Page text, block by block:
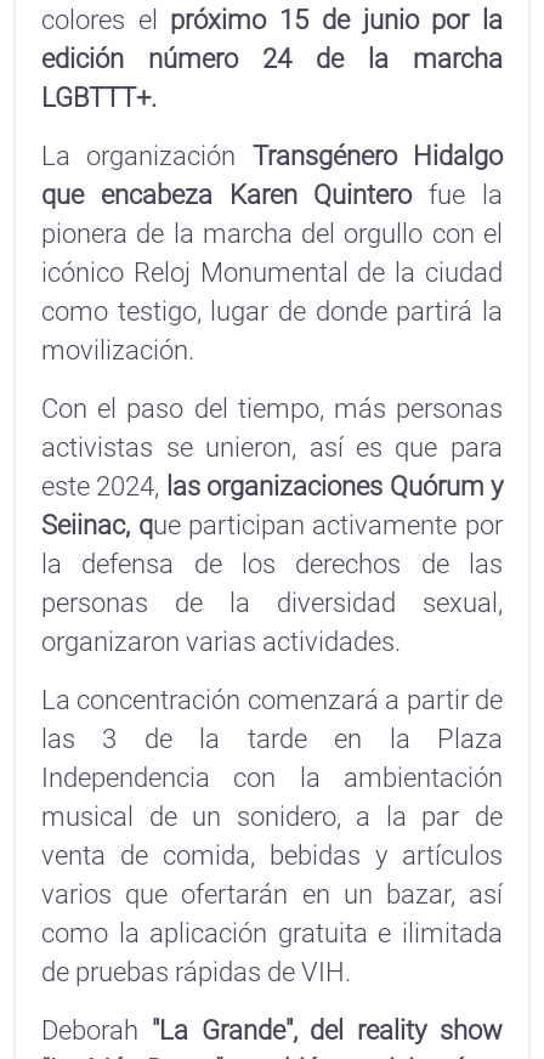
colores el próximo 15 de junio por la
edición número 24 de la marcha
LGBTTT+.
La organización Transgénero Hidalgo
que encabeza Karen Quinterofue la
pionera de la marcha del orgullo con el
icónico Reloj Monumental de la ciudad
como testigo, lugar de donde partirá la
movilización.
Con el paso del tiempo, más personas
activistas se unieron, así es que para
este 2024, las organizaciones Quórum y
Seiinac, que participan activamente por
la defensa de los derechos de las
personas de la diversidad sexual,
organizaron varias actividades.
La concentración comenzará a partir de
las 3 de la tarde en la Plaza
Independencia con la ambientación
musical de un sonidero, a la par de
venta de comida, bebidas y artículos
varios que ofertarán en un bazar, así
como la aplicación gratuita e ilimitada
de pruebas rápidas de VIH.
Deborah "La Grande", del reality show